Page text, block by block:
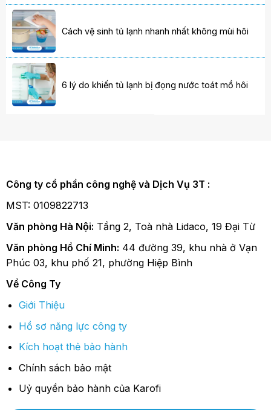
Cách vệ sinh tủ lạnh nhanh nhất không mùi hôi
6 lý do khiến tủ lạnh bị đọng nước toát mồ hôi
Công ty cổ phần công nghệ và Dịch Vụ 3T :
MST: 0109822713
Văn phòng Hà Nội: Tầng 2, Toà nhà Lidaco, 19 Đại Từ
Văn phòng Hồ Chí Minh: 44 đường 39, khu nhà ở Vạn
Phúc 03, khu phố 21, phường Hiệp Bình
Về Công Ty
Giới Thiệu
Hồ sơ năng lực công ty
Kích hoạt thẻ bảo hành
Chính sách bảo mật
Uỷ quyền bảo hành của Karofi